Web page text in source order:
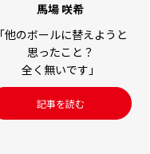
馬場 咲希
「他のボールに替えようと
思ったこと？
全く無いです」
記事を読む